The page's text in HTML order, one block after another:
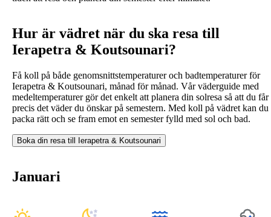
Hur är vädret när du ska resa till
Ierapetra & Koutsounari?
Få koll på både genomsnittstemperaturer och badtemperaturer för
Ierapetra & Koutsounari, månad för månad. Vår väderguide med
medeltemperaturer gör det enkelt att planera din solresa så att du får
precis det väder du önskar på semestern. Med koll på vädret kan du
packa rätt och se fram emot en semester fylld med sol och bad.
Boka din resa till Ierapetra & Koutsounari
Januari